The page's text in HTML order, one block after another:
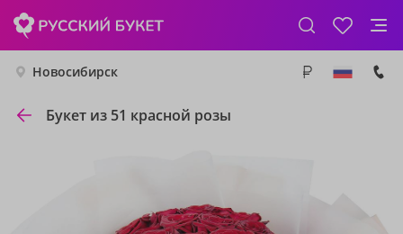
Новосибирск
Букет из 51 красной розы